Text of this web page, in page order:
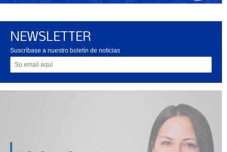
NEWSLETTER
Suscríbase a nuestro boletín de noticias